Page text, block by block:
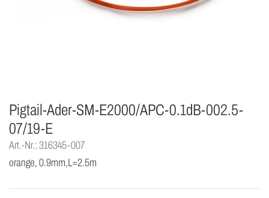
Pigtail-Ader-SM-E2000/APC-0.1dB-002.5-
07/19-E
Art.-Nr.: 316345-007
orange, 0.9mm,L=2.5m